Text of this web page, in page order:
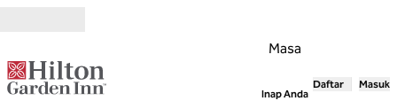
Masa
Inap Anda,Membuka
Daftar Masuk